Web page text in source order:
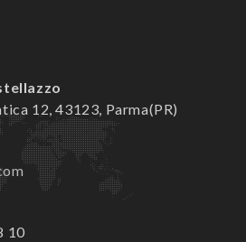
12, 43123, Parma(PR)
10